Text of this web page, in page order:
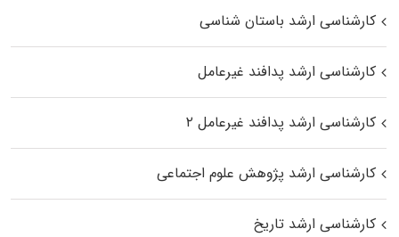
کارشناسی ارشد باستان شناسی
کارشناسی ارشد پدافند غیرعامل
کارشناسی ارشد پدافند غیرعامل ۲
کارشناسی ارشد پژوهش علوم اجتماعی
کارشناسی ارشد تاریخ